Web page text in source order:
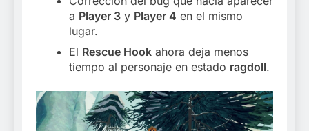
a Player 3 y Player 4 en el mismo
lugar.
El Rescue Hook ahora deja menos
tiempo al personaje en estado ragdoll.